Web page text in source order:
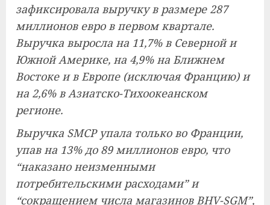
зафиксировала выручку в размере 287
миллионов евро в первом квартале.
Выручка выросла на 11,7% в Северной и
Южной Америке, на 4,9% на Ближнем
Востоке и в Европе (исключая Францию) и
на 2,6% в Азиатско-Тихоокеанском
регионе.
Выручка SMCP упала только во Франции,
упав на 13% до 89 миллионов евро, что
“наказано неизменными
потребительскими расходами” и
“сокращением числа магазинов BHV-SGM”,